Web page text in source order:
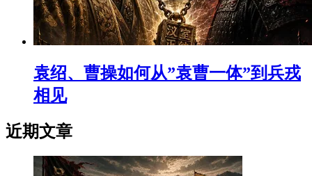
袁绍、曹操如何从”袁曹一体”到兵戎
相见
近期文章